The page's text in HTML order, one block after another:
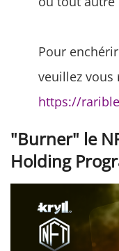
Pour
veuillez vous
https://
"Burner" le
Holding